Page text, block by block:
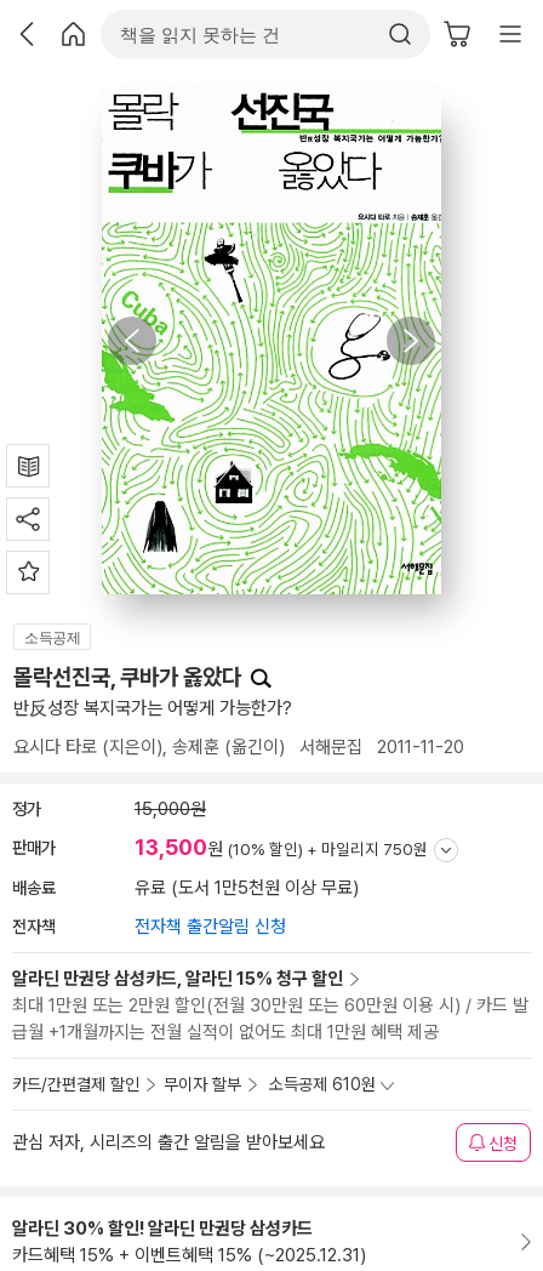
소득공제
몰락선진국, 쿠바가 옳았다
반反성장 복지국가는 어떻게 가능한가?
요시다 타로 (지은이), 송제훈 (옮긴이) 서해문집 2011-11-20
정가 15,000원
판매가 13,500원 (10% 할인) + 마일리지 750원
배송료 유료 (도서 1만5천원 이상 무료)
전자책 전자책 출간알림 신청
알라딘 만권당 삼성카드, 알라딘 15% 청구 할인
최대 1만원 또는 2만원 할인(전월 30만원 또는 60만원 이용 시) / 카드 발
급월 +1개월까지는 전월 실적이 없어도 최대 1만원 혜택 제공
카드/간편결제 할인 무이자 할부 소득공제 610원
관심 저자, 시리즈의 출간 알림을 받아보세요 신청
알라딘 30% 할인! 알라딘 만권당 삼성카드
카드혜택 15% + 이벤트혜택 15% (~2025.12.31)